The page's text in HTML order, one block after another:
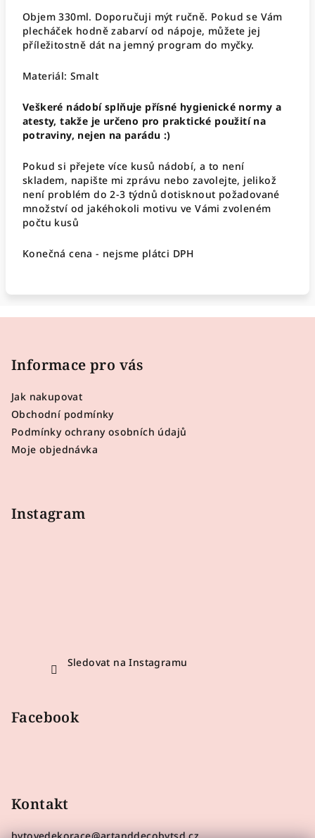
Objem 330ml. Doporučuji mýt ručně. Pokud se Vám
plecháček hodně zabarví od nápoje, můžete jej
příležitostně dát na jemný program do myčky.
Materiál: Smalt
Veškeré nádobí splňuje přísné hygienické normy a
atesty, takže je určeno pro praktické použití na
potraviny, nejen na parádu :)
Pokud si přejete více kusů nádobí, a to není
skladem, napište mi zprávu nebo zavolejte, jelikož
není problém do 2-3 týdnů dotisknout požadované
množství od jakéhokoli motivu ve Vámi zvoleném
počtu kusů
Konečná cena - nejsme plátci DPH
Informace pro vás
Jak nakupovat
Obchodní podmínky
Podmínky ochrany osobních údajů
Moje objednávka
Instagram
Sledovat na Instagramu
Facebook
Kontakt